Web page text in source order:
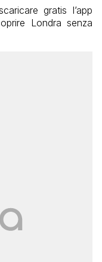
gratis l’app
Londra senza